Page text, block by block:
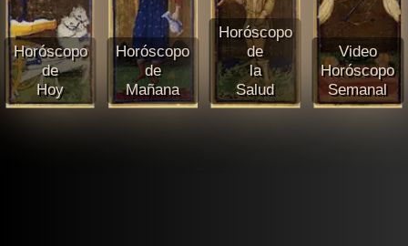
Horóscopo
de
Hoy
Horóscopo
de
Mañana
Horóscopo
de
la
Salud
Video
Horóscopo
Semanal